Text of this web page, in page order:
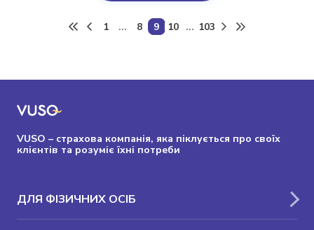
1 ... 8 9 10 ... 103
VUSO – страхова компанія, яка піклується про своїх
клієнтів та розуміє їхні потреби
ДЛЯ ФІЗИЧНИХ ОСІБ